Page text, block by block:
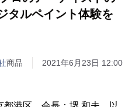
タルペイント体験を
商品 2021年6月23日 12:00